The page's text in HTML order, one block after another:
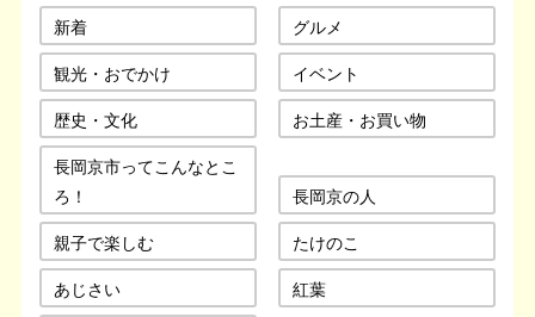
新着
グルメ
観光・おでかけ
イベント
歴史・文化
お土産・お買い物
長岡京市ってこんなとこ
ろ！
長岡京の人
親子で楽しむ
たけのこ
あじさい
紅葉